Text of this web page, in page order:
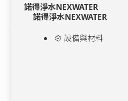
諾得淨水NEXWATER
諾得淨水NEXWATER
設備與材料